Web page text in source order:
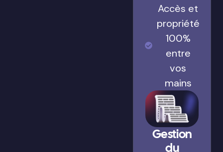
Accès et
propriété
100%
entre
vos
mains
Gestion
du